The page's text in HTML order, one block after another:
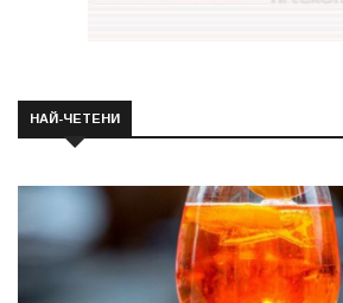
НАЙ-ЧЕТЕНИ